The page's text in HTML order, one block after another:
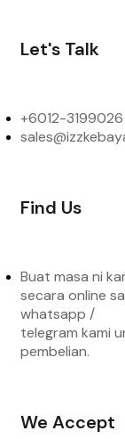
Let's Talk
+6012-
Find Us
Buat masa ni
secara online
whatsapp /
telegram kami
pembelian.
We Accept